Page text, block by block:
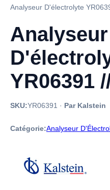
Analyseur D'électrolyte
Analyseur
YR06391
SKU:YR06391 · Par Kalstein
Catégorie:Analyseur